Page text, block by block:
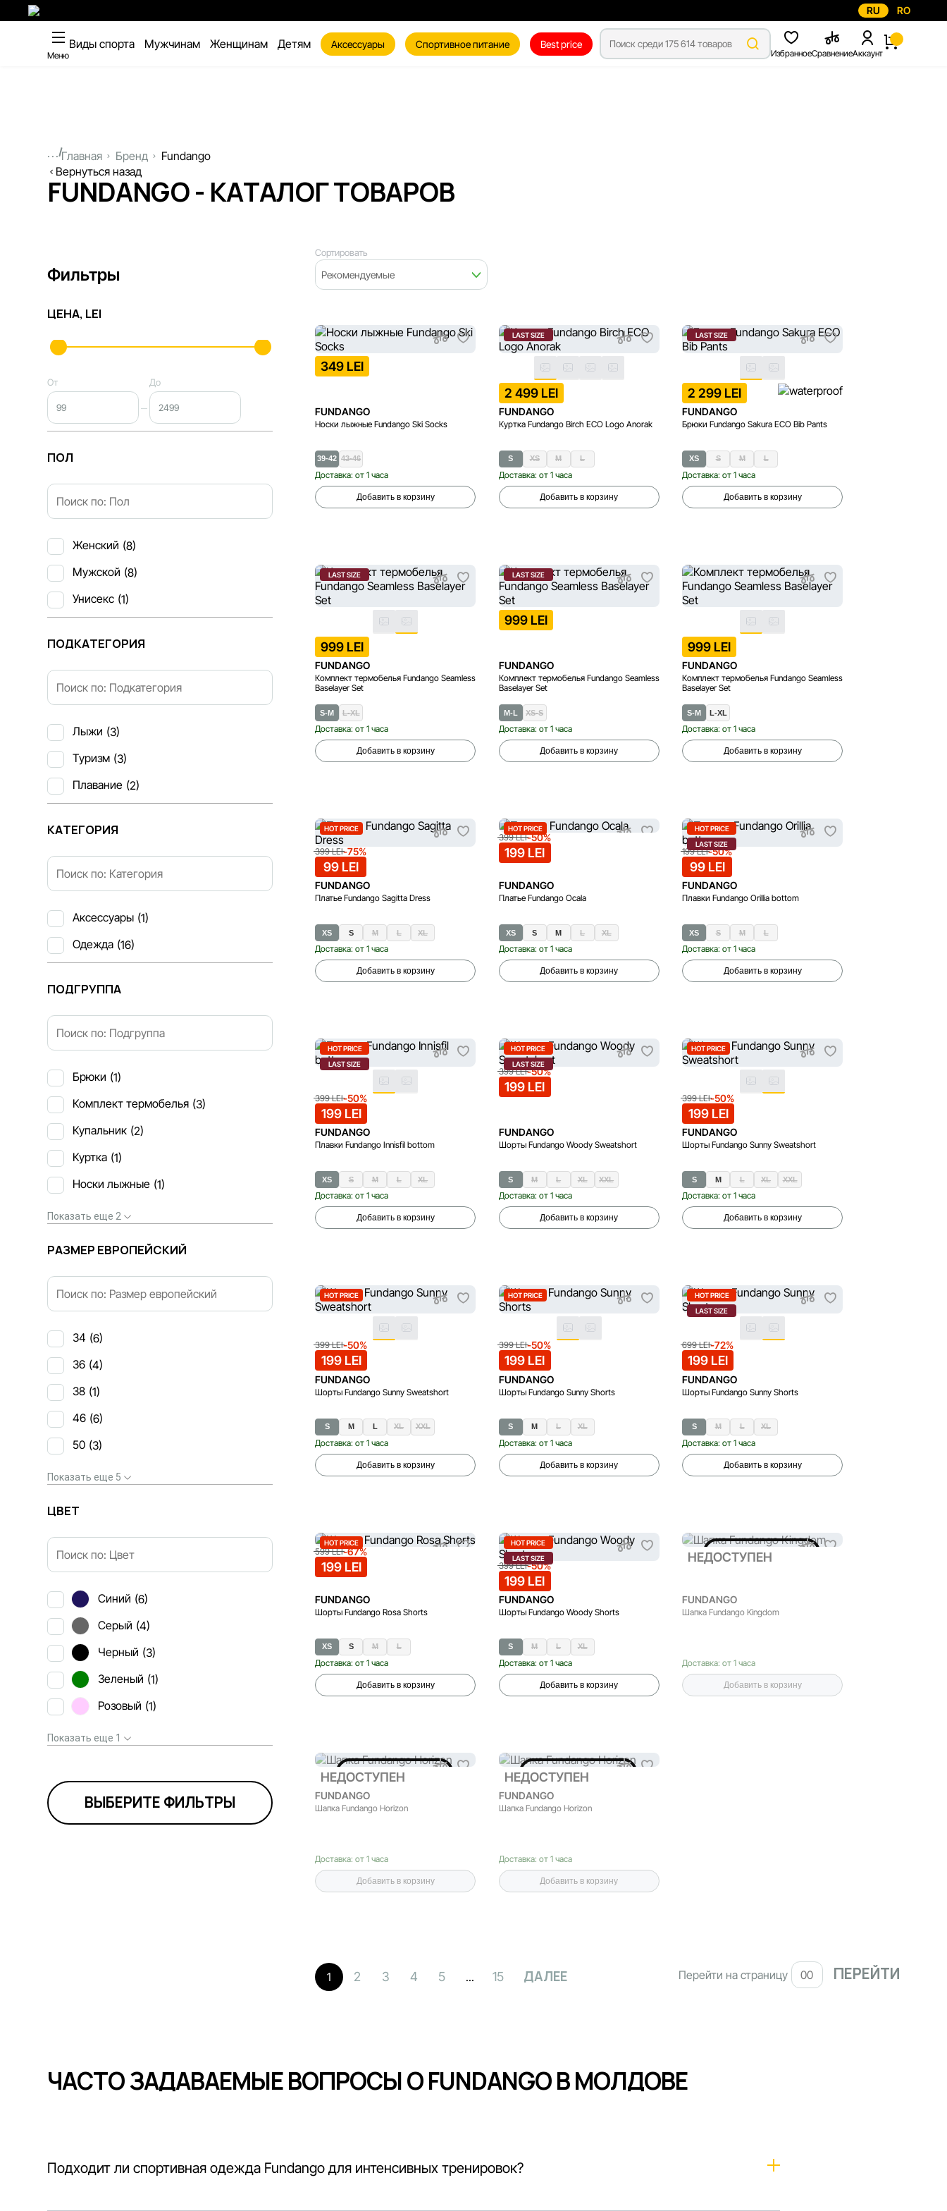
RU RO
Меню
Виды спорта Мужчинам Женщинам Детям Аксессуары Спортивное питание Best price
ИзбранноеСравнениеАккаунт
...Главная Бренд
Fundango
Вернуться назад
FUNDANGO - КАТАЛОГ ТОВАРОВ
Фильтры
ЦЕНА, LEI
От До
ПОЛ
Женский (8)
Мужской (8)
Унисекс (1)
ПОДКАТЕГОРИЯ
Лыжи (3)
Туризм (3)
Плавание (2)
КАТЕГОРИЯ
Аксессуары (1)
Одежда (16)
ПОДГРУППА
Брюки (1)
Комплект термобелья (3)
Купальник (2)
Куртка (1)
Носки лыжные (1)
Показать еще 2
РАЗМЕР ЕВРОПЕЙСКИЙ
34 (6)
36 (4)
38 (1)
46 (6)
50 (3)
Показать еще 5
ЦВЕТ
Синий (6)
Серый (4)
Черный (3)
Зеленый (1)
Розовый (1)
Показать еще 1
ВЫБЕРИТЕ ФИЛЬТРЫ
Сортировать
Рекомендуемые
349 LEI
FUNDANGO
Носки лыжные Fundango Ski Socks
39-42 43-46
Доставка: от 1 часа
Добавить в корзину
LAST SIZE
2 499 LEI
FUNDANGO
Куртка Fundango Birch ECO Logo Anorak
S XS M L
Доставка: от 1 часа
Добавить в корзину
LAST SIZE
2 299 LEI
FUNDANGO
Брюки Fundango Sakura ECO Bib Pants
XS S M L
Доставка: от 1 часа
Добавить в корзину
LAST SIZE
999 LEI
FUNDANGO
Комплект термобелья Fundango Seamless
Baselayer Set
S-M L-XL
Доставка: от 1 часа
Добавить в корзину
LAST SIZE
999 LEI
FUNDANGO
Комплект термобелья Fundango Seamless
Baselayer Set
M-L XS-S
Доставка: от 1 часа
Добавить в корзину
999 LEI
FUNDANGO
Комплект термобелья Fundango Seamless
Baselayer Set
S-M L-XL
Доставка: от 1 часа
Добавить в корзину
HOT PRICE
399 LEI-75%
99 LEI
FUNDANGO
Платье Fundango Sagitta Dress
XS S M L XL
Доставка: от 1 часа
Добавить в корзину
HOT PRICE
399 LEI-50%
199 LEI
FUNDANGO
Платье Fundango Ocala
XS S M L XL
Доставка: от 1 часа
Добавить в корзину
HOT PRICE
LAST SIZE
199 LEI-50%
99 LEI
FUNDANGO
Плавки Fundango Orillia bottom
XS S M L
Доставка: от 1 часа
Добавить в корзину
HOT PRICE
LAST SIZE
399 LEI-50%
199 LEI
FUNDANGO
Плавки Fundango Innisfil bottom
XS S M L XL
Доставка: от 1 часа
Добавить в корзину
HOT PRICE
LAST SIZE
399 LEI-50%
199 LEI
FUNDANGO
Шорты Fundango Woody Sweatshort
S M L XL XXL
Доставка: от 1 часа
Добавить в корзину
HOT PRICE
399 LEI-50%
199 LEI
FUNDANGO
Шорты Fundango Sunny Sweatshort
S M L XL XXL
Доставка: от 1 часа
Добавить в корзину
HOT PRICE
399 LEI-50%
199 LEI
FUNDANGO
Шорты Fundango Sunny Sweatshort
S M L XL XXL
Доставка: от 1 часа
Добавить в корзину
HOT PRICE
399 LEI-50%
199 LEI
FUNDANGO
Шорты Fundango Sunny Shorts
S M L XL
Доставка: от 1 часа
Добавить в корзину
HOT PRICE
LAST SIZE
699 LEI-72%
199 LEI
FUNDANGO
Шорты Fundango Sunny Shorts
S M L XL
Доставка: от 1 часа
Добавить в корзину
HOT PRICE
599 LEI-67%
199 LEI
FUNDANGO
Шорты Fundango Rosa Shorts
XS S M L
Доставка: от 1 часа
Добавить в корзину
HOT PRICE
LAST SIZE
399 LEI-50%
199 LEI
FUNDANGO
Шорты Fundango Woody Shorts
S M L XL
Доставка: от 1 часа
Добавить в корзину
НЕДОСТУПЕН
НЕДОСТУПЕН
FUNDANGO
Шапка Fundango Kingdom
Доставка: от 1 часа
Добавить в корзину
НЕДОСТУПЕН
НЕДОСТУПЕН
FUNDANGO
Шапка Fundango Horizon
Доставка: от 1 часа
Добавить в корзину
НЕДОСТУПЕН
НЕДОСТУПЕН
FUNDANGO
Шапка Fundango Horizon
Доставка: от 1 часа
Добавить в корзину
1 2 3 4 5 ... 15 ДАЛЕЕ Перейти на страницу
ЧАСТО ЗАДАВАЕМЫЕ ВОПРОСЫ О FUNDANGO В МОЛДОВЕ
Подходит ли спортивная одежда Fundango для интенсивных тренировок?